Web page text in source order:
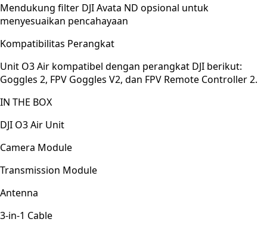
Mendukung filter DJI Avata ND opsional untuk
menyesuaikan pencahayaan
Kompatibilitas Perangkat
Unit O3 Air kompatibel dengan perangkat DJI berikut:
Goggles 2, FPV Goggles V2, dan FPV Remote Controller 2.
IN THE BOX
DJI O3 Air Unit
Camera Module
Transmission Module
Antenna
3-in-1 Cable